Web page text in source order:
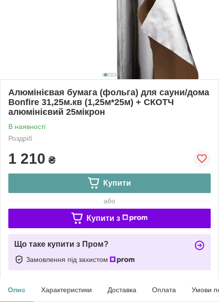
Алюмінієвая бумага (фольга) для сауни/дома
Bonfire 31,25м.кв (1,25м*25м) + СКОТЧ
алюмінієвий 25мікрон
В наявності
Роздріб
1 210 ₴
Купити
або
Купити з
Що таке купити з Пром?
Замовлення під захистом
Опис Характеристики Доставка Оплата Умови